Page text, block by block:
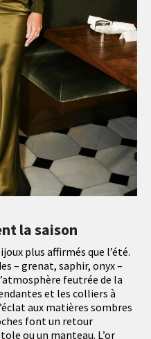
la saison
plus affirmés que l’été.
– grenat, saphir, onyx –
feutrée de la
et les colliers à
aux matières sombres
font un retour
ou un manteau. L’or